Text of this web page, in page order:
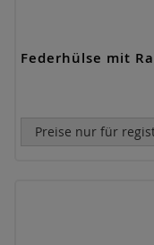
Federhülse mit
Preise nur für